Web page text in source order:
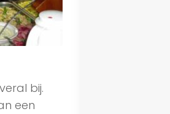
bij.
een